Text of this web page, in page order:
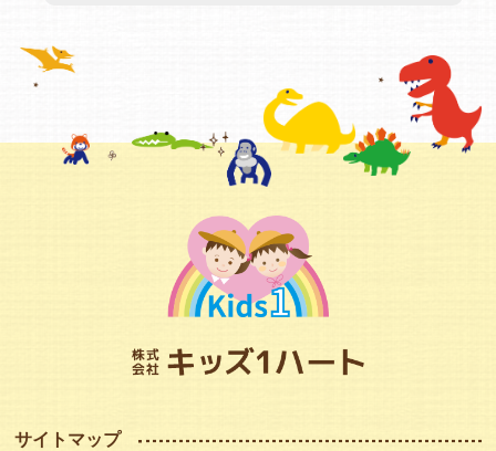
サイトマップ